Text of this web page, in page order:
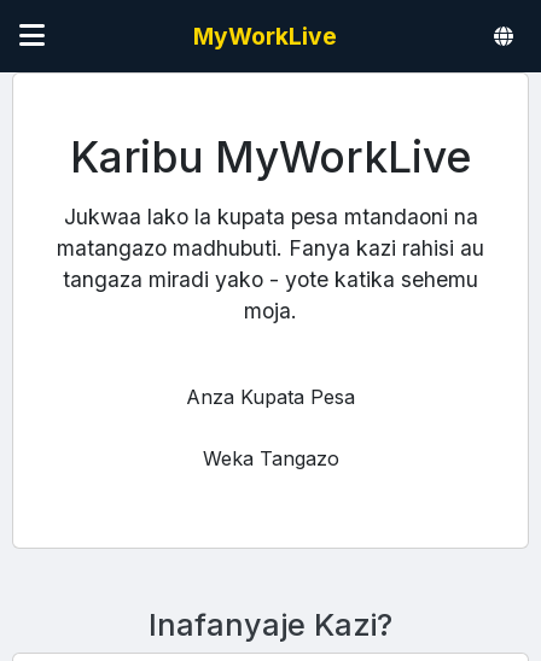
MyWorkLive
Karibu MyWorkLive
Jukwaa lako la kupata pesa mtandaoni na
matangazo madhubuti. Fanya kazi rahisi au
tangaza miradi yako - yote katika sehemu
moja.
Anza Kupata Pesa
Weka Tangazo
Inafanyaje Kazi?